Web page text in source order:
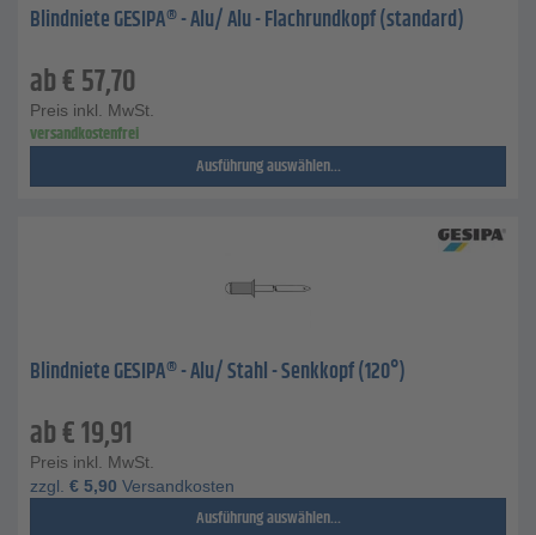
Blindniete GESIPA® - Alu/ Alu - Flachrundkopf (standard)
ab€57,70
Preis inkl. MwSt.
versandkostenfrei
Ausführung auswählen...
Blindniete GESIPA® - Alu/ Stahl - Senkkopf (120°)
ab€19,91
Preis inkl. MwSt.
zzgl. € 5,90 Versandkosten
Ausführung auswählen...